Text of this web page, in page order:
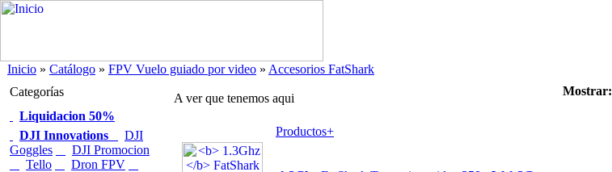
Inicio » Catálogo » FPV Vuelo guiado por video » Accesorios FatShark
Categorías
Liquidacion 50%
DJI Innovations
DJI
Goggles
DJI Promocion
Tello
Dron FPV
A ver que tenemos aqui
Mostrar:
Productos+